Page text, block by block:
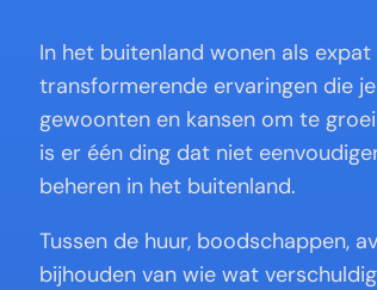
In het buitenland wonen als
transformerende ervaringen die
gewoonten en kansen om te
is er één ding dat niet
beheren in het buitenland.
Tussen de huur, boodschappen,
bijhouden van wie wat